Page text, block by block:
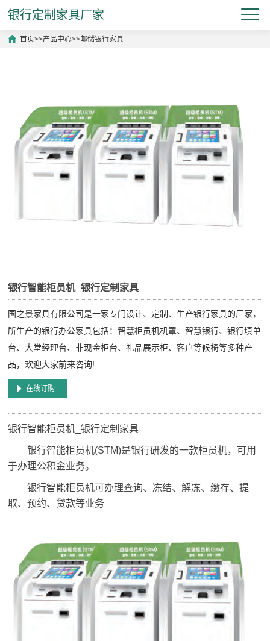
银行定制家具厂家
首页>>产品中心>>邮储银行家具
银行智能柜员机_银行定制家具
国之景家具有限公司是一家专门设计、定制、生产银行家具的厂家，
所生产的银行办公家具包括：智慧柜员机机罩、智慧银行、银行填单
台、大堂经理台、非现金柜台、礼品展示柜、客户等候椅等多种产
品，欢迎大家前来咨询!
在线订购
银行智能柜员机_银行定制家具
银行智能柜员机(STM)是银行研发的一款柜员机，可用
于办理公积金业务。
银行智能柜员机可办理查询、冻结、解冻、缴存、提
取、预约、贷款等业务